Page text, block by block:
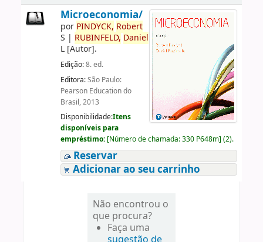
Microeconomia/
por PINDYCK, Robert
S | RUBINFELD, Daniel
L[Autor].
Edição:8. ed.
Editora:São Paulo:
Pearson Education do
Brasil, 2013
Disponibilidade:Itens
disponíveis para
empréstimo: [Número de chamada:330 P648m] (2).
Reservar
Adicionar ao seu carrinho
Não encontrou o
que procura?
Faça uma